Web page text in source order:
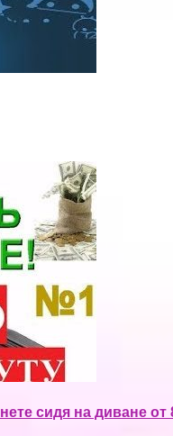
сидя на диване от